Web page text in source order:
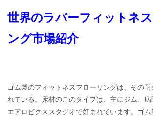
世界のラバーフィットネ
ング市場紹介
ゴム製のフィットネスフローリングは、その
れている。床材のこのタイプは、主にジム、病
エアロビクススタジオで好まれています。ゴ